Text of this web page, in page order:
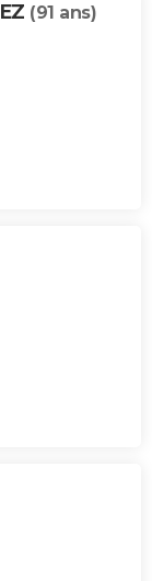
(91 ans)